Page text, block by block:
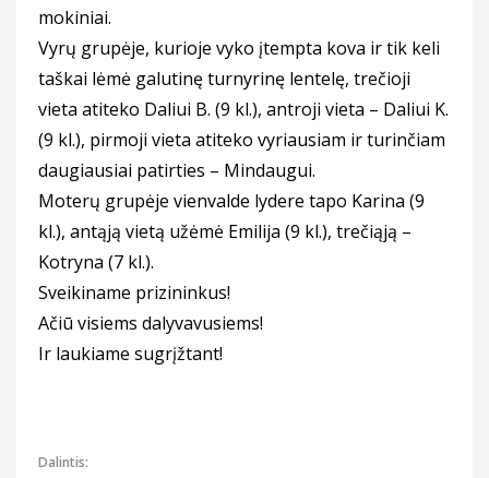
mokiniai.
Vyrų grupėje, kurioje vyko įtempta kova ir tik keli
taškai lėmė galutinę turnyrinę lentelę, trečioji
vieta atiteko Daliui B. (9 kl.), antroji vieta – Daliui K.
(9 kl.), pirmoji vieta atiteko vyriausiam ir turinčiam
daugiausiai patirties – Mindaugui.
Moterų grupėje vienvalde lydere tapo Karina (9
kl.), antąją vietą užėmė Emilija (9 kl.), trečiąją –
Kotryna (7 kl.).
Sveikiname prizininkus!
Ačiū visiems dalyvavusiems!
Ir laukiame sugrįžtant!